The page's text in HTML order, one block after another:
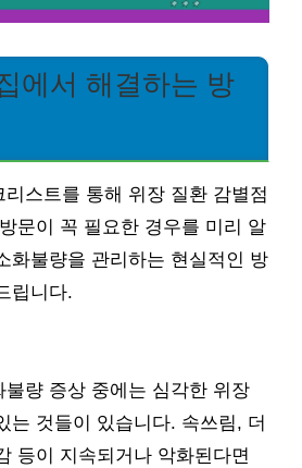
에서 해결하는 방
스트를 통해 위장 질환 감별점
문이 꼭 필요한 경우를 미리 알
화불량을 관리하는 현실적인 방
립니다.
불량 증상 중에는 심각한 위장
는 것들이 있습니다. 속쓰림, 더
등이 지속되거나 악화된다면